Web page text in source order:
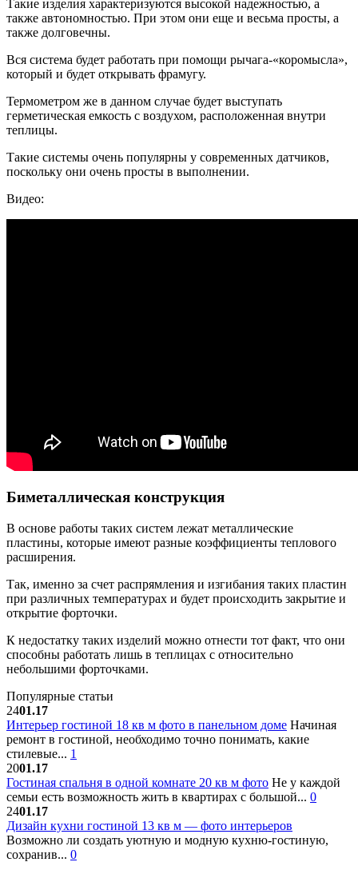
Такие изделия характеризуются высокой надежностью, а
также автономностью. При этом они еще и весьма просты, а
также долговечны.
Вся система будет работать при помощи рычага-«коромысла»,
который и будет открывать фрамугу.
Термометром же в данном случае будет выступать
герметическая емкость с воздухом, расположенная внутри
теплицы.
Такие системы очень популярны у современных датчиков,
поскольку они очень просты в выполнении.
Видео:
Биметаллическая конструкция
В основе работы таких систем лежат металлические
пластины, которые имеют разные коэффициенты теплового
расширения.
Так, именно за счет распрямления и изгибания таких пластин
при различных температурах и будет происходить закрытие и
открытие форточки.
К недостатку таких изделий можно отнести тот факт, что они
способны работать лишь в теплицах с относительно
небольшими форточками.
Популярные статьи
2401.17
Интерьер гостиной 18 кв м фото в панельном доме Начиная
ремонт в гостиной, необходимо точно понимать, какие
стилевые... 1
2001.17
Гостиная спальня в одной комнате 20 кв м фото Не у каждой
семьи есть возможность жить в квартирах с большой... 0
2401.17
Дизайн кухни гостиной 13 кв м — фото интерьеров
Возможно ли создать уютную и модную кухню-гостиную,
сохранив... 0